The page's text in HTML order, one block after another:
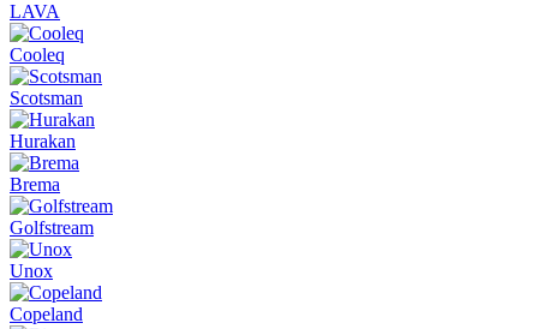
LAVA
Cooleq
Scotsman
Hurakan
Brema
Golfstream
Unox
Copeland